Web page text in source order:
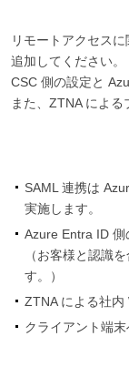
リモートアクセス
追加してください。
CSC 側の設定と
また、ZTNA による
SAML 連携は
実施します。
Azure Entra ID 側
（お客様と認識
す。）
ZTNA による社内
クライアント端末